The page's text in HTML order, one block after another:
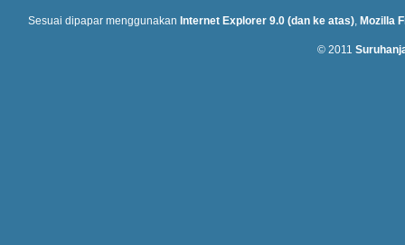
Sesuai dipapar menggunakan Internet Explorer 9.0 (dan ke atas), Mozilla
© 2011